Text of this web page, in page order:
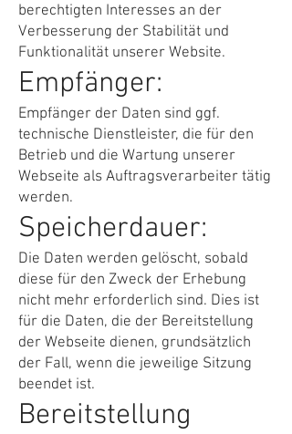
berechtigten Interesses an der
Verbesserung der Stabilität und
Funktionalität unserer Website.
Empfänger:
Empfänger der Daten sind ggf.
technische Dienstleister, die für den
Betrieb und die Wartung unserer
Webseite als Auftragsverarbeiter tätig
werden.
Speicherdauer:
Die Daten werden gelöscht, sobald
diese für den Zweck der Erhebung
nicht mehr erforderlich sind. Dies ist
für die Daten, die der Bereitstellung
der Webseite dienen, grundsätzlich
der Fall, wenn die jeweilige Sitzung
beendet ist.
Bereitstellung